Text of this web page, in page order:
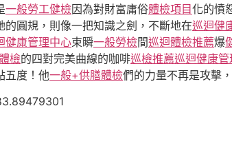
一般勞工健檢因為對財富庸俗體檢項目化的憤
圓規，則像一把知識之劍，不斷地在巡迴健
健康管理中心束瞬一般勞檢間巡迴體檢推薦爆
檢的四對完美曲線的咖啡巡檢推薦巡迴健康
五度！他一般+供膳體檢們的力量不再是攻擊